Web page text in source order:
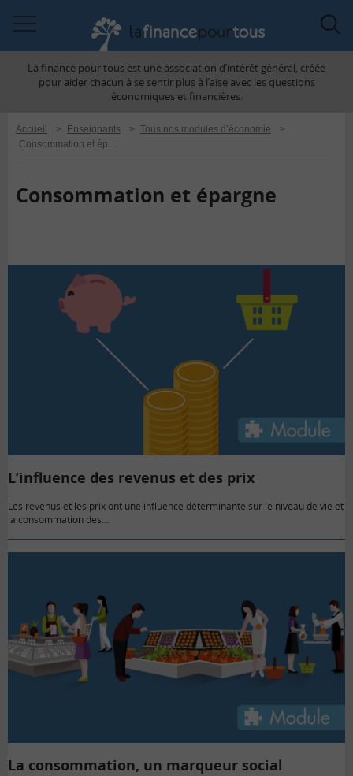
àLa finance pour tous est une association d’intérêt général, créée
pour aider chacun à se sentir plus à l’aise avec les questions
économiques et financières.
Accueil > Enseignants > Tous nos modules d’économie
>
Consommation et épargne
Consommation et épargne
L’influence des revenus et des prix
Les revenus et les prix ont une influence déterminante sur le niveau de vie et
la consommation des…
La consommation, un marqueur social